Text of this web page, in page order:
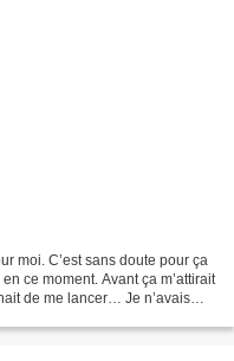
moi. C’est sans doute pour ça
ce moment. Avant ça m’attirait
de me lancer… Je n’avais